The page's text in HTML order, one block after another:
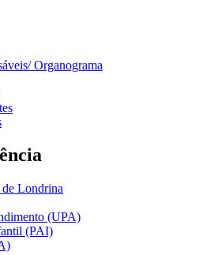
Organograma
Londrina
(UPA)
(PAI)